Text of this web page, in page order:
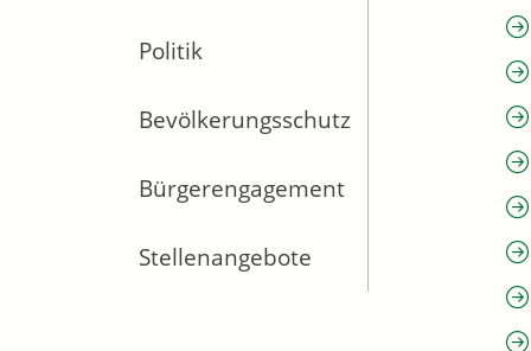
Politik
Bevölkerungsschutz
Bürgerengagement
Stellenangebote